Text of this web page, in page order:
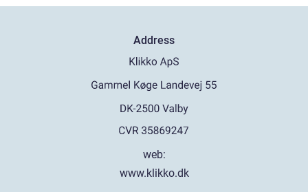
Address
web:
www.klikko.dk